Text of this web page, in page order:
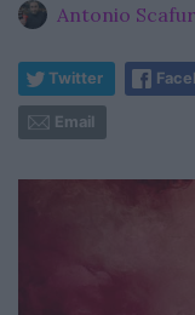
Antonio
Twitter
Email